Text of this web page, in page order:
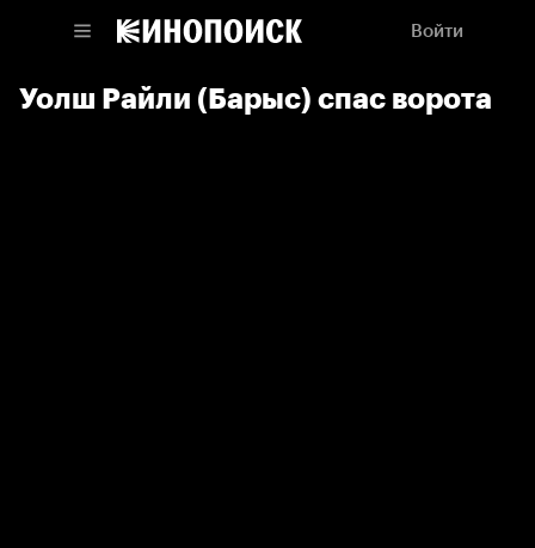
Войти
Уолш Райли (Барыс) спас ворота